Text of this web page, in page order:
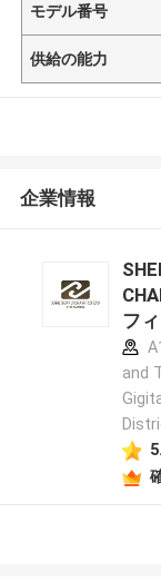
モデル番号
供給の能力
企業情報
フ
and